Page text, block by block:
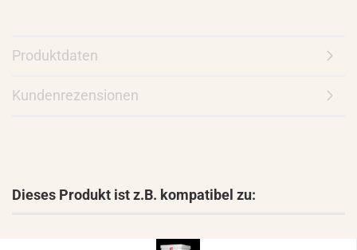
Produktdaten
Kundenrezensionen
Dieses Produkt ist z.B. kompatibel zu: